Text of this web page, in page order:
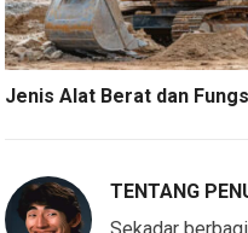
Jenis Alat Berat dan
TENTANG